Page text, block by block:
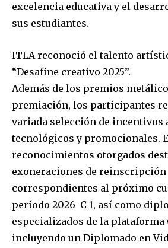
excelencia educativa y el
sus estudiantes.
ITLA reconoció el talento
“Desafine creativo 2025”.
Además de los premios
premiación, los participantes
variada selección de incentivos
tecnológicos y promocionales.
reconocimientos otorgados
exoneraciones de reinscripción
correspondientes al próximo
período 2026-C-1, así como
especializados de la plataforma
incluyendo un Diplomado en